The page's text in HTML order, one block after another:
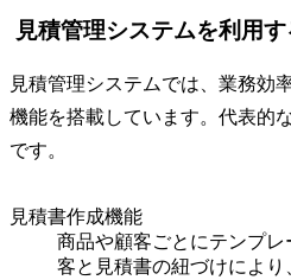
見積管理システムを利用す
見積管理システムでは、業務効
機能を搭載しています。代表的
です。
見積書作成機能
商品や顧客ごとにテンプ
客と見積書の紐づけによ